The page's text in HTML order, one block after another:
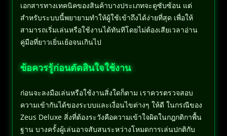
เอกสารทางเทคนิคของสินค้าบางประเภทจะดูซับซ้อน แต่
สำหรับระบบนี้พยายามทำให้ผู้ใช้เข้าถึงได้ง่ายที่สุด เพื่อให้
สามารถเริ่มเล่นหรือใช้งานได้ทันทีโดยไม่ต้องเสียเวลาอ่าน
คู่มือที่ยาวเยิ่นเย้อจนเกินไป
ข้อควรรู้ก่อนตัดสินใจใช้งาน
ก่อนจะลงมือเล่นหรือใช้งานสิ่งใดก็ตาม เราควรตรวจสอบ
ความเข้ากันได้ของระบบและเงื่อนไขต่างๆ ให้ดี ในกรณีของ
Zeus Deluxe สิ่งที่ต้องระวังคือความเข้าใจผิดในกฎกติกาพื้น
ฐาน บางครั้งผู้เล่นอาจสับสนระหว่างโหมดการเล่นปกติกับ